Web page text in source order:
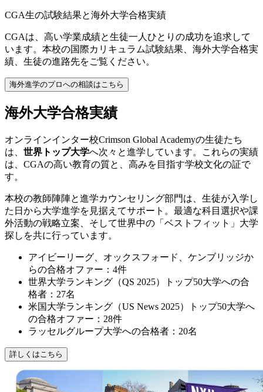
CGA生の試験結果と海外大学合格実績
CGAは、高い学業成績と生徒一人ひとりの成功を追求して
います。本校の国際カリキュラム試験結果、海外大学合格実
績、生徒の進路先をご覧ください。
海外進学のプロへの相談はこちら
海外大学合格実績
オンラインインター校Crimson Global Academyの生徒たち
は、 世界トップ大学へ次々と進学しています。これらの実績
は、CGAの高い教育の質と、高みを目指す学校文化の証で
す。
本校の教師陣陣と進学カウンセリング部門は、生徒が入学し
た日から大学進学を見据えてサポート。最適な科目選択や課
外活動の戦略立案、そして世界中の「ベストフィット」大学
探しを共に行っています。
アイビーリーグ、オックスフォード、ケンブリッジか
らの合格オファー：4件
世界大学ランキング（QS 2025）トップ50大学への合
格者：27名
米国大学ランキング（US News 2025）トップ50大学へ
の合格オファー：28件
ラッセルグループ大学への合格者：20名
詳しくはこちら